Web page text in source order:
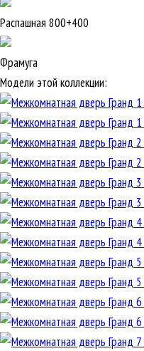
Распашная 800+400
Фрамуга
Модели этой коллекции: